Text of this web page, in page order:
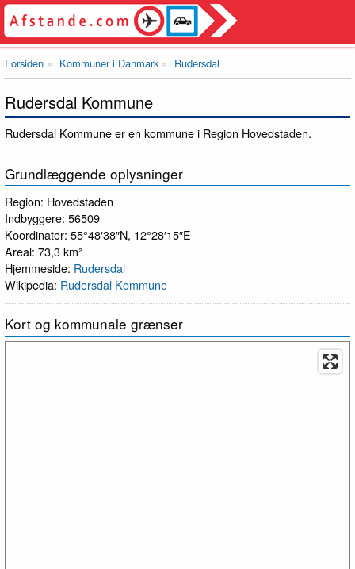
Forsiden Kommuner i Danmark Rudersdal
Rudersdal Kommune
Rudersdal Kommune er en kommune i Region Hovedstaden.
Grundlæggende oplysninger
Region: Hovedstaden
Indbyggere: 56509
Koordinater: 55°48′38″N, 12°28′15″E
Areal: 73,3 km²
Hjemmeside: Rudersdal
Wikipedia: Rudersdal Kommune
Kort og kommunale grænser